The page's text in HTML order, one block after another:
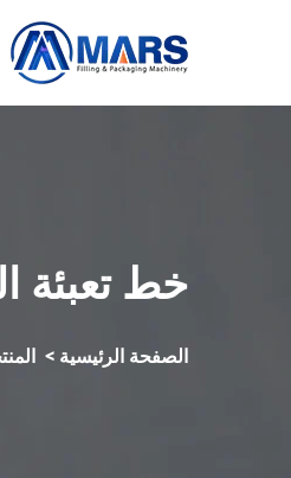
خط تعبئة
الصفحة الرئيسية >